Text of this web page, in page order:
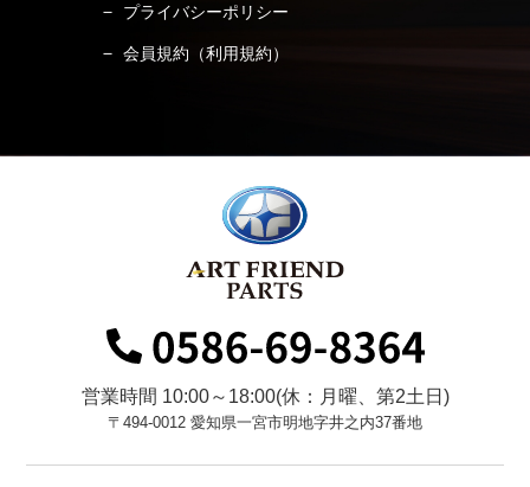
プライバシーポリシー
会員規約（利用規約）
営業時間 10:00～18:00(休：月曜、第2土日)
〒494-0012 愛知県一宮市明地字井之内37番地